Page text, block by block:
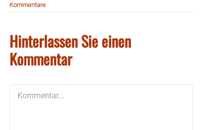
Kommentare
Hinterlassen Sie einen
Kommentar